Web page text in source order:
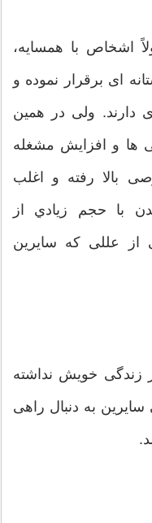
اشخاص با همسایه،
ای برقرار نموده و
دارند. ولی در همین
ها و افزایش مشغله
بالا رفته و اغلب
با حجم زيادي از
از عللی که سایرین
خویش نداشته
به دنبال راهی